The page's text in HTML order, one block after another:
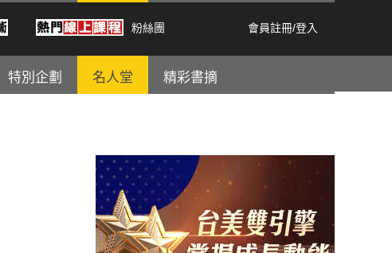
粉絲團 會員註冊/登入
特別企劃 名人堂 精彩書摘